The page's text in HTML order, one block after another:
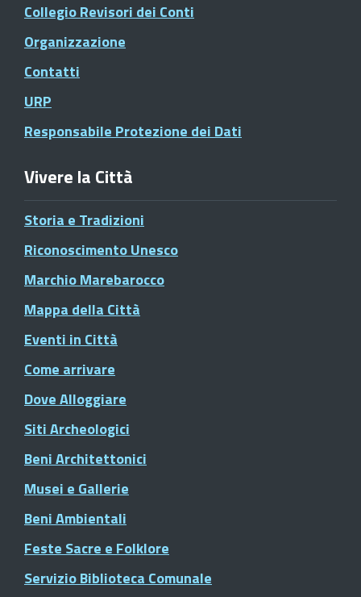
Collegio Revisori dei Conti
Organizzazione
Contatti
URP
Responsabile Protezione dei Dati
Vivere la Città
Storia e Tradizioni
Riconoscimento Unesco
Marchio Marebarocco
Mappa della Città
Eventi in Città
Come arrivare
Dove Alloggiare
Siti Archeologici
Beni Architettonici
Musei e Gallerie
Beni Ambientali
Feste Sacre e Folklore
Servizio Biblioteca Comunale